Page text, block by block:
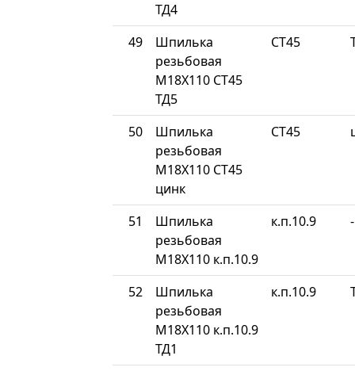
ТД4
49
Шпилька
резьбовая
М18Х110 СТ45
ТД5
СТ45
50
Шпилька
резьбовая
М18Х110 СТ45
цинк
СТ45
51
Шпилька
резьбовая
М18Х110 к.п.10.9
к.п.10.9 -
52
Шпилька
резьбовая
М18Х110 к.п.10.9
ТД1
к.п.10.9